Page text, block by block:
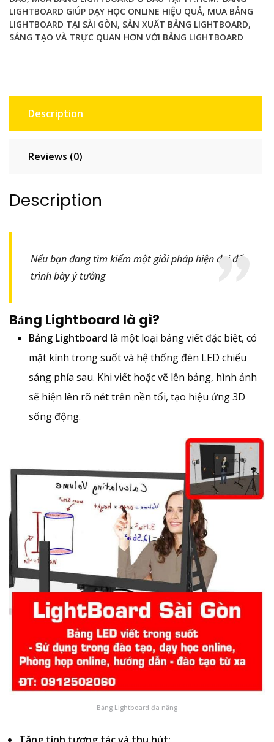
LIGHTBOARD GIÚP DẠY HỌC ONLINE HIỆU QUẢ, MUA BẢNG
LIGHTBOARD TẠI SÀI GÒN, SẢN XUẤT BẢNG LIGHTBOARD,
SÁNG TẠO VÀ TRỰC QUAN HƠN VỚI BẢNG LIGHTBOARD
Description
Reviews (0)
Description
Nếu bạn đang tìm kiếm một giải pháp hiện đại để
trình bày ý tưởng
Bảng Lightboard là gì?
Bảng Lightboard là một loại bảng viết đặc biệt, có
mặt kính trong suốt và hệ thống đèn LED chiếu
sáng phía sau. Khi viết hoặc vẽ lên bảng, hình ảnh
sẽ hiện lên rõ nét trên nền tối, tạo hiệu ứng 3D
sống động.
Bảng Lightboard đa năng